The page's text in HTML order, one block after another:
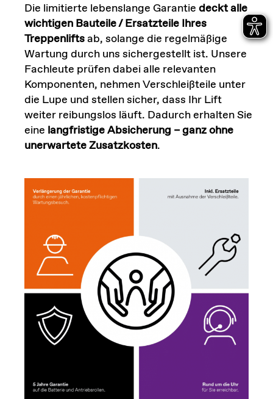
Die limitierte lebenslange Garantie deckt alle
wichtigen Bauteile / Ersatzteile Ihres
Treppenliftsab, solange die regelmäßige
Wartung durch uns sichergestellt ist. Unsere
Fachleute prüfen dabei alle relevanten
Komponenten, nehmen Verschleißteile unter
die Lupe und stellen sicher, dass Ihr Lift
weiter reibungslos läuft. Dadurch erhalten Sie
eine langfristige Absicherung – ganz ohne
unerwartete Zusatzkosten.